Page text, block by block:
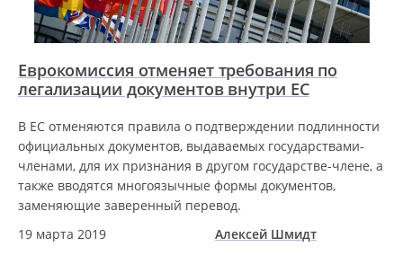
Еврокомиссия отменяет требования по
легализации документов внутри ЕС
В ЕС отменяются правила о подтверждении подлинности
официальных документов, выдаваемых государствами-
членами, для их признания в другом государстве-члене, а
также вводятся многоязычные формы документов,
заменяющие заверенный перевод.
19 марта 2019
Алексей Шмидт